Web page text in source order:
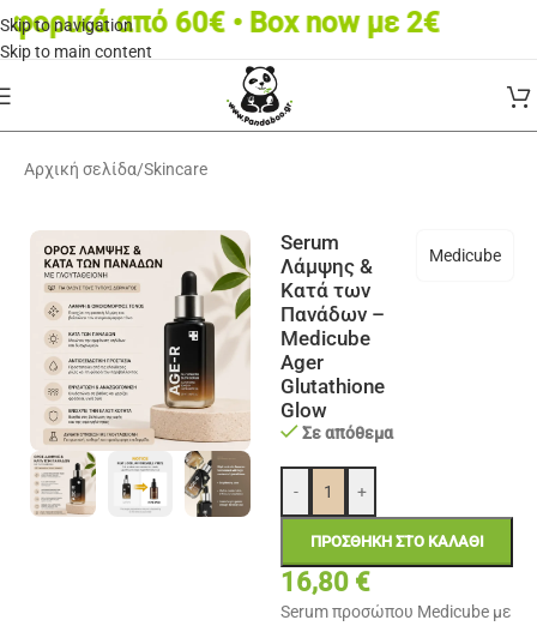
Skip to navigation
Skip to main content
από 60€ • Box now με 2€
Αρχική σελίδα/Skincare
Serum
Λάμψης &
Κατά των
Πανάδων –
Medicube
Ager
Glutathione
Glow
Medicube
Σε απόθεμα
- +
ΠΡΟΣΘΉΚΗ ΣΤΟ ΚΑΛΆΘΙ
16,80 €
Serum προσώπου Medicube με